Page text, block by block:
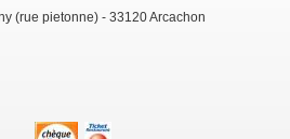
(rue pietonne) - 33120 Arcachon